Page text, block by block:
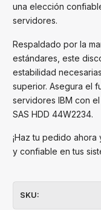
una elección
servidores.
Respaldado por la
estándares, este
estabilidad
superior. Asegura el
servidores IBM con el
SAS HDD 44W2234.
¡Haz tu pedido
y confiable en tus
SKU: